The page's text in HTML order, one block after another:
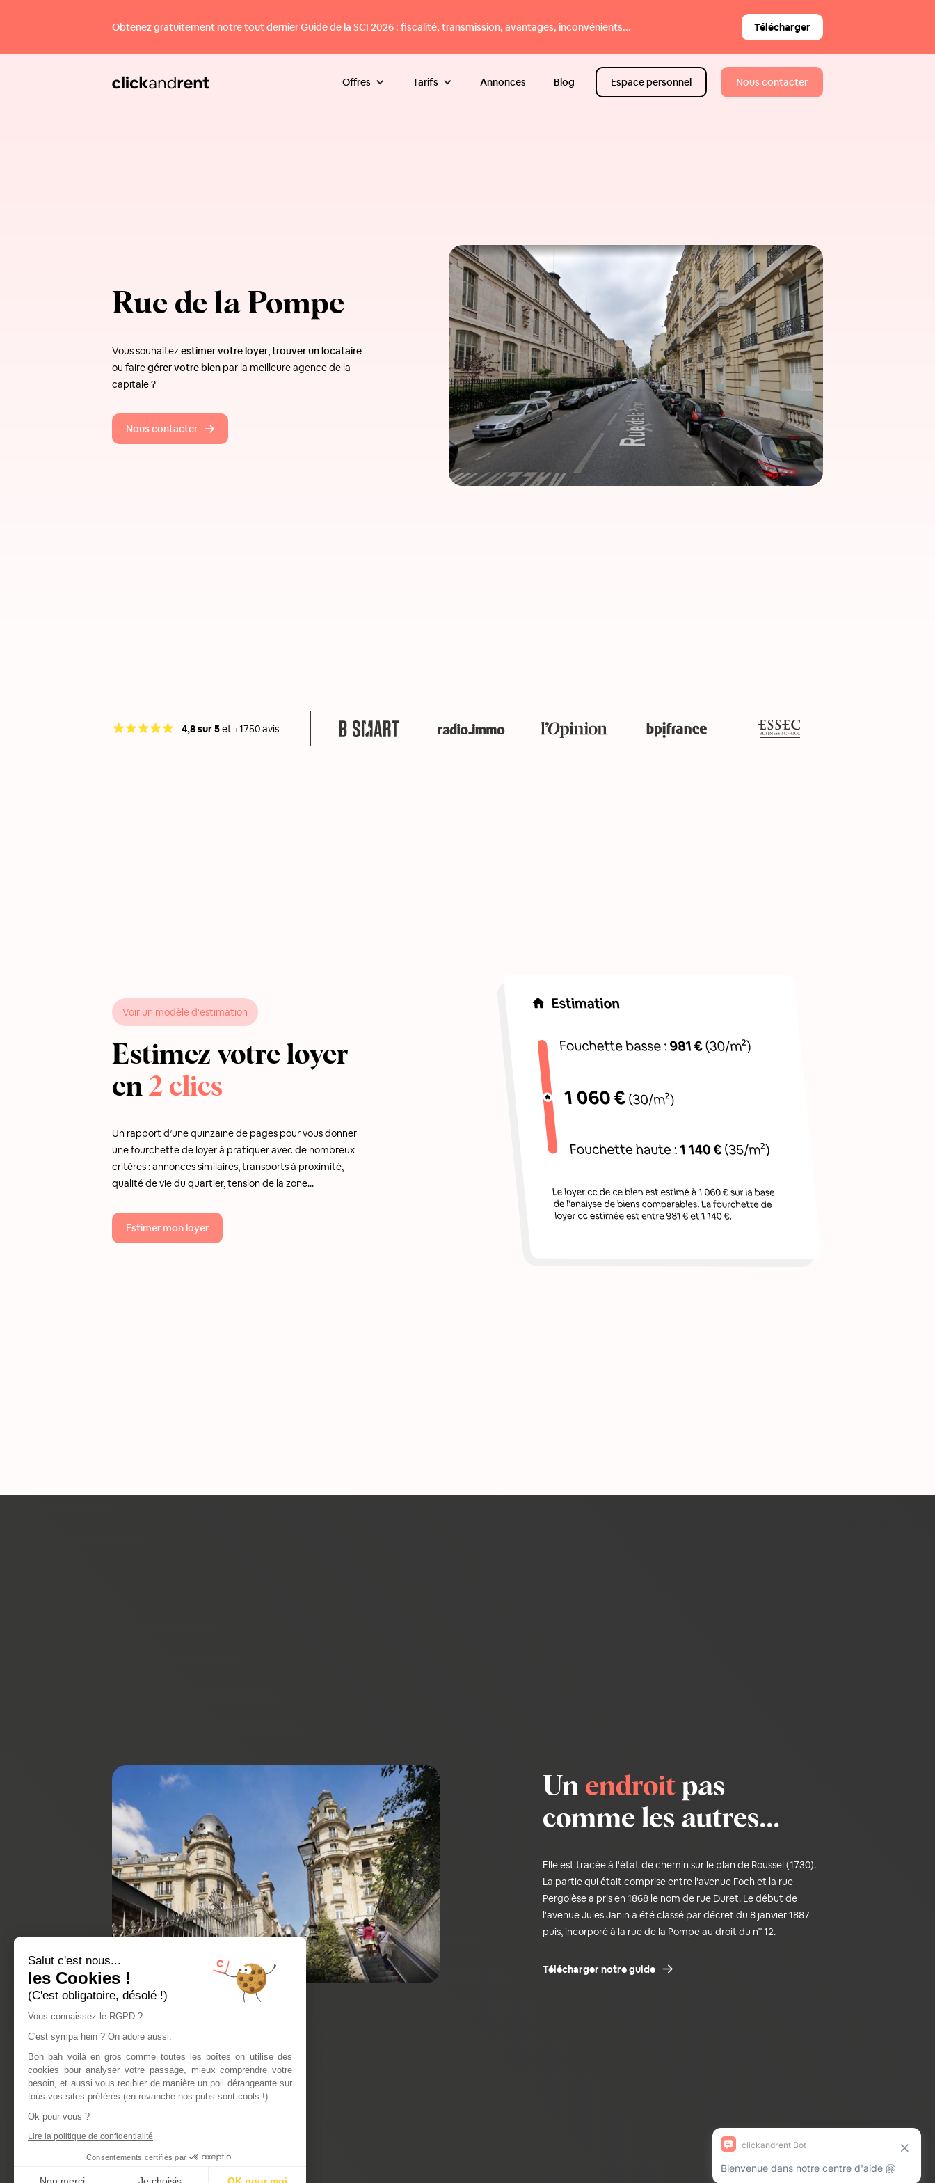
Obtenez gratuitement notre tout dernier Guide de la SCI 2026 : fiscalité, transmission, avantages, inconvénients... Télécharger
Offres Tarifs Annonces Blog Espace personnel Nous contacter
Rue de la Pompe
Vous souhaitezestimer votre loyer,trouver un locataire
ou fairegérer votre bien par la meilleure agence de la
capitale ?
Nous contacter
4,8 sur 5et +1750 avis
Voir un modèle d'estimation
Estimez votre loyer
en2 clics
Un rapport d’une quinzaine de pages pour vous donner
une fourchette de loyer à pratiquer avec de nombreux
critères : annonces similaires, transports à proximité,
qualité de vie du quartier, tension de la zone...
Estimer mon loyer
Un endroitpas
comme les autres...
Elle est tracée à l'état de chemin sur le plan de Roussel (1730).
La partie qui était comprise entre l'avenue Foch et la rue
Pergolèse a pris en 1868 le nom de rue Duret. Le début de
l'avenue Jules Janin a été classé par décret du 8 janvier 1887
puis, incorporé à la rue de la Pompe au droit du n° 12.
Télécharger notre guide
Salut c'est nous...
les Cookies !
(C'est obligatoire, désolé !)
Vous connaissez le RGPD ?
C'est sympa hein ? On adore aussi.
Bon bah voilà en gros comme toutes les boîtes on utilise des
cookies pour analyser votre passage, mieux comprendre votre
besoin, et aussi vous recibler de manière un poil dérangeante sur
tous vos sites préférés (en revanche nos pubs sont cools !).
Ok pour vous ?
Lire la politique de confidentialité
Consentements certifiés par